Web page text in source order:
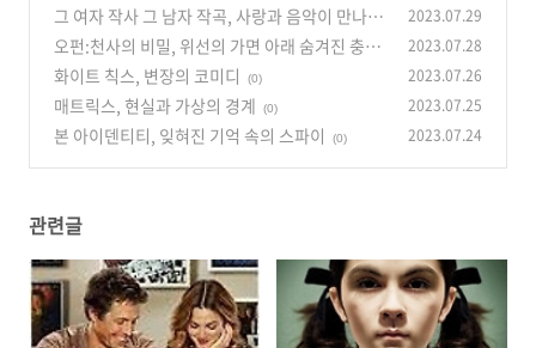
그 여자 작사 그 남자 작곡, 사랑과 음악이 만나
다. (0)
2023.07.29
오펀:천사의 비밀, 위선의 가면 아래 숨겨진 충격
적인 진실
(0)
2023.07.28
화이트 칙스, 변장의 코미디 (0) 2023.07.26
매트릭스, 현실과 가상의 경계 (0) 2023.07.25
본 아이덴티티, 잊혀진 기억 속의 스파이 (0) 2023.07.24
관련글